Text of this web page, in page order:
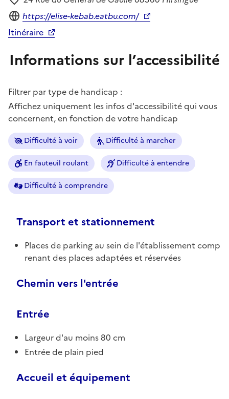
Adresse
Site internet
https://elise-kebab.eatbu.com/
Itinéraire
Informations sur l’accessibilité
Filtrer par type de handicap :
Affichez uniquement les infos d'accessibilité qui vous
concernent, en fonction de votre handicap
Difficulté à voir Difficulté à marcher
En fauteuil roulant Difficulté à entendre
Difficulté à comprendre
Transport et stationnement
Places de parking au sein de l'établissement comp
renant des places adaptées et réservées
Chemin vers l'entrée
Entrée
Largeur d'au moins 80 cm
Entrée de plain pied
Accueil et équipement